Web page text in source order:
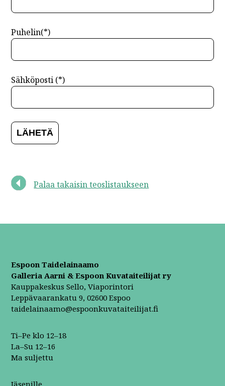
Puhelin(*)
Sähköposti (*)
Palaa takaisin teoslistaukseen
Espoon Taidelainaamo
Galleria Aarni & Espoon Kuvataiteilijat ry
Kauppakeskus Sello, Viaporintori
Leppävaarankatu 9, 02600 Espoo
taidelainaamo@espoonkuvataiteilijat.fi
Ti–Pe klo 12–18
La–Su 12–16
Ma suljettu